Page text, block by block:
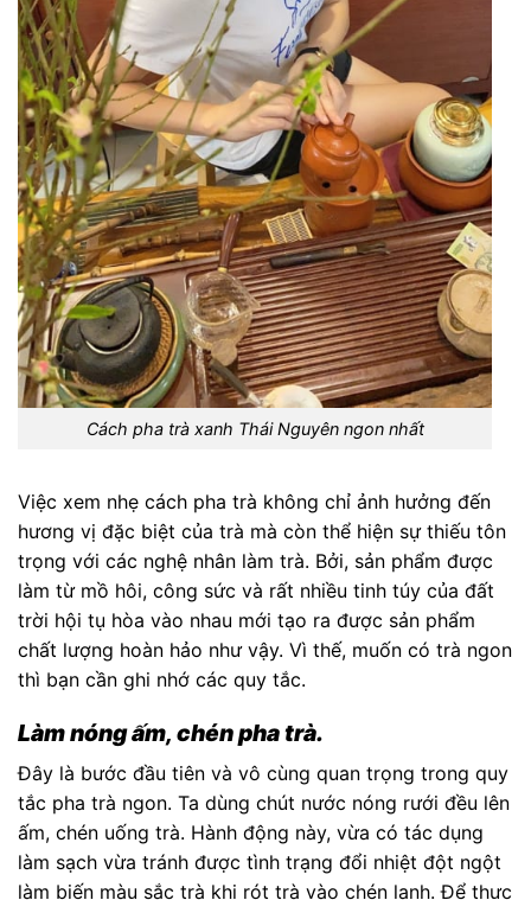
Cách pha trà xanh Thái Nguyên ngon nhất
Việc xem nhẹ cách pha trà không chỉ ảnh hưởng đến
hương vị đặc biệt của trà mà còn thể hiện sự thiếu tôn
trọng với các nghệ nhân làm trà. Bởi, sản phẩm được
làm từ mồ hôi, công sức và rất nhiều tinh túy của đất
trời hội tụ hòa vào nhau mới tạo ra được sản phẩm
chất lượng hoàn hảo như vậy. Vì thế, muốn có trà ngon
thì bạn cần ghi nhớ các quy tắc.
Làm nóng ấm, chén pha trà.
Đây là bước đầu tiên và vô cùng quan trọng trong quy
tắc pha trà ngon. Ta dùng chút nước nóng rưới đều lên
ấm, chén uống trà. Hành động này, vừa có tác dụng
làm sạch vừa tránh được tình trạng đổi nhiệt đột ngột
làm biến màu sắc trà khi rót trà vào chén lạnh. Để thực